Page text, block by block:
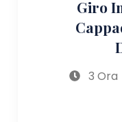
Giro
3 Ora